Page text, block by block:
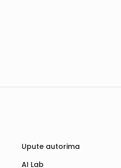
Upute autorima
AI Lab